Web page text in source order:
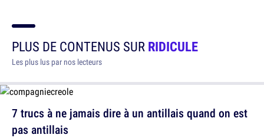
PLUS DE CONTENUS SURRIDICULE
Les plus lus par nos lecteurs
7 trucs à ne jamais dire à un antillais quand on est
pas antillais